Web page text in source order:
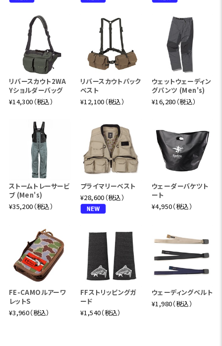
リバースカウト2WA
Yショルダーバッグ
¥14,300（税込）
リバースカウトパック
ベスト
¥12,100（税込）
ウェットウェーディン
グパンツ (Men's)
¥16,280（税込）
ストームトレーサービ
ブ (Men's)
¥35,200（税込）
プライマリーベスト
¥28,600（税込）
ウェーダーバケツト
ート
¥4,950（税込）
FE-CAMOルアーワ
レットS
¥3,960（税込）
FFストリッピングガ
ード
¥1,540（税込）
ウェーディングベルト
¥1,980（税込）